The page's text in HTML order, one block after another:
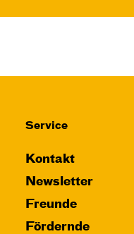
Service
Kontakt
Newsletter
Freunde
Fördernde